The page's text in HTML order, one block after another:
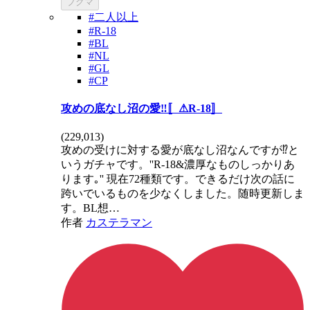
#二人以上
#R-18
#BL
#NL
#GL
#CP
攻めの底なし沼の愛‼️〚⚠R-18〛
(229,013)
攻めの受けに対する愛が底なし沼なんですが⁉️と
いうガチャです。''R-18&濃厚なものしっかりあ
ります｡'' 現在72種類です。できるだけ次の話に
跨いでいるものを少なくしました。随時更新しま
す。BL想…
作者 カステラマン